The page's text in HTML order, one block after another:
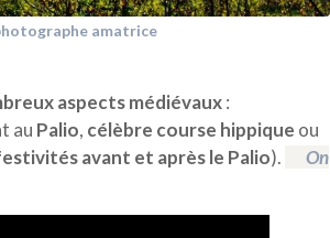
amatrice
aspects médiévaux:
au Palio, célèbre course hippique ou
avant et après le Palio).
On